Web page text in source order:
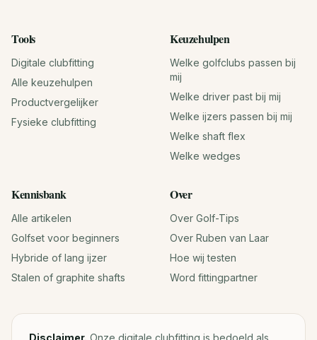
Tools
Digitale clubfitting
Alle keuzehulpen
Productvergelijker
Fysieke clubfitting
Keuzehulpen
Welke golfclubs passen bij
mij
Welke driver past bij mij
Welke ijzers passen bij mij
Welke shaft flex
Welke wedges
Kennisbank
Alle artikelen
Golfset voor beginners
Hybride of lang ijzer
Stalen of graphite shafts
Over
Over Golf-Tips
Over Ruben van Laar
Hoe wij testen
Word fittingpartner
Disclaimer. Onze digitale clubfitting is bedoeld als